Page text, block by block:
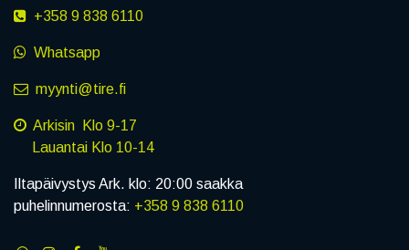
+358 9 838 6110
Whatsapp
myynti@tire.fi
Arkisin Klo 9-17
Lauantai Klo 10-14
Iltapäivystys Ark. klo: 20:00 saakka
puhelinnumerosta: +358 9 838 6110